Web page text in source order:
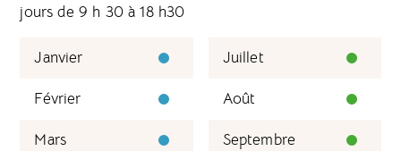
jours de 9 h 30 à 18 h30
Janvier
Février
Mars
Juillet
Août
Septembre